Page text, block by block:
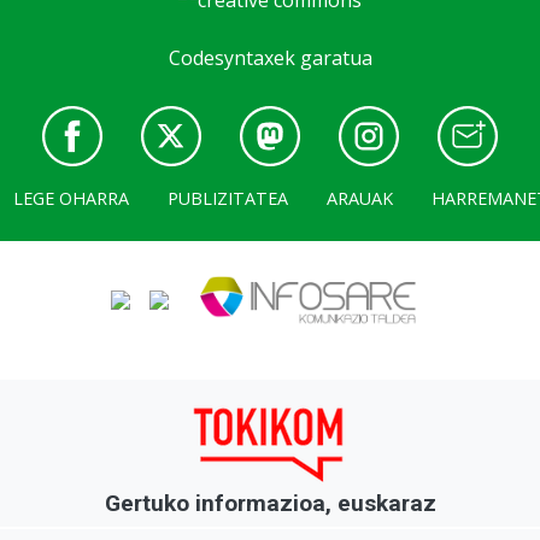
Codesyntaxek garatua
LEGE OHARRA PUBLIZITATEA ARAUAK
Gertuko informazioa, euskaraz